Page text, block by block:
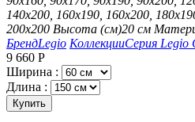
140х200, 160х190, 160х200,
200х200 Высота (см)20 см
БрендLegio КоллекцииСерия Legio
9 660 Р
Ширина :
Длина :
Купить